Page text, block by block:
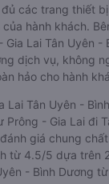
các trang thiết
hành khách.
Gia Lai Tân Uyên -
dịch vụ, không
hảo cho hành
Lai Tân Uyên -
Prông - Gia Lai đi
giá chung
từ 4.5/5 dựa trên
- Bình Dương